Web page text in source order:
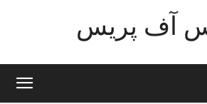
آف پریس